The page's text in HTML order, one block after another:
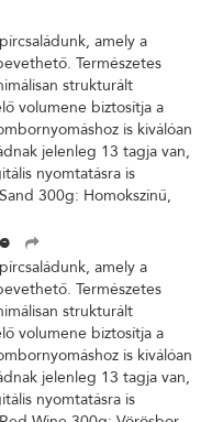
amely a
Természetes
strukturált
volumene biztosítja a
is kiválóan
jelenleg 13 tagja van,
nyomtatásra is
300g: Homokszínű,
amely a
Természetes
strukturált
volumene biztosítja a
is kiválóan
jelenleg 13 tagja van,
nyomtatásra is